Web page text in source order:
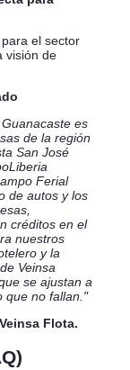
el sector
visión de
es
de la región
San José
Ferial
de autos y los
créditos en el
nuestros
y la
Veinsa
se ajustan a
que no fallan."
Flota.